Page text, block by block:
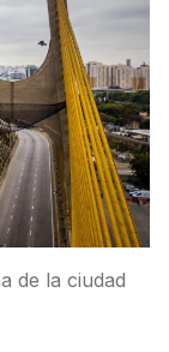
de la ciudad